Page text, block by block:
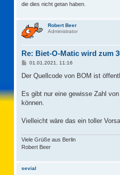
die dies nicht getan haben.
Robert Beer
Administrator
Re: Biet-O-Matic wird zum
B
i
a
01.01.2021, 11:16
Der Quellcode von BOM ist
Es gibt nur eine gewisse Zahl
können.
Vielleicht wäre das ein toller
Viele Grüße aus Berlin
Robert Beer
sevial